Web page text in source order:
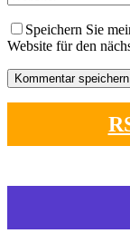
Speichern Sie
Website für den